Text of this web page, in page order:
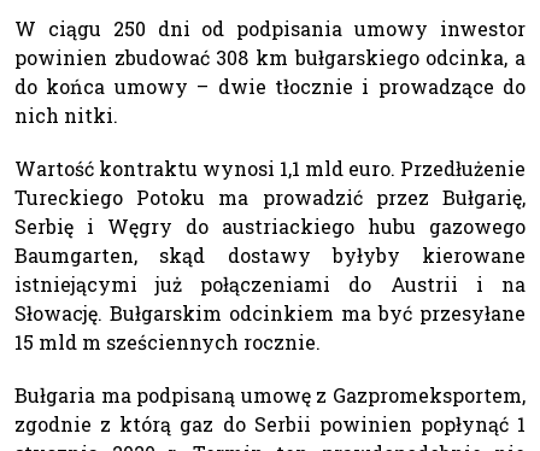
W ciągu 250 dni od podpisania umowy inwestor
powinien zbudować 308 km bułgarskiego odcinka, a
do końca umowy – dwie tłocznie i prowadzące do
nich nitki.
Wartość kontraktu wynosi 1,1 mld euro. Przedłużenie
Tureckiego Potoku ma prowadzić przez Bułgarię,
Serbię i Węgry do austriackiego hubu gazowego
Baumgarten, skąd dostawy byłyby kierowane
istniejącymi już połączeniami do Austrii i na
Słowację. Bułgarskim odcinkiem ma być przesyłane
15 mld m sześciennych rocznie.
Bułgaria ma podpisaną umowę z Gazpromeksportem,
zgodnie z którą gaz do Serbii powinien popłynąć 1